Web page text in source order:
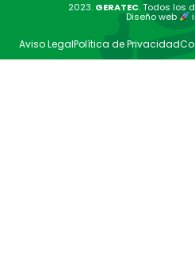
2023. GERATEC. Todos los
Diseño web
Aviso LegalPolítica de Privacidad